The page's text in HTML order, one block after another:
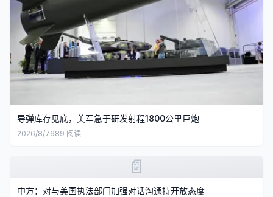
导弹库存见底，美军急于研发射程1800公里巨炮
2026/8/7689 阅读
📄
中方：对与美国执法部门加强对话沟通持开放态度